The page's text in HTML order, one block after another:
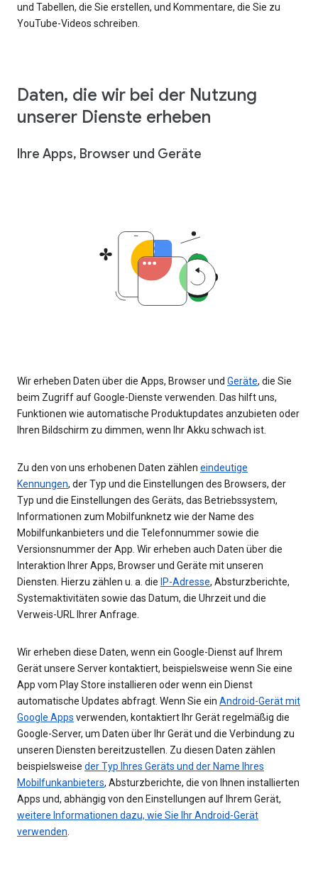
und Tabellen, die Sie erstellen, und Kommentare, die Sie zu
YouTube-Videos schreiben.
Daten, die wir bei der Nutzung
unserer Dienste erheben
Ihre Apps, Browser und Geräte
Wir erheben Daten über die Apps, Browser und Geräte, die Sie
beim Zugriff auf Google-Dienste verwenden. Das hilft uns,
Funktionen wie automatische Produktupdates anzubieten oder
Ihren Bildschirm zu dimmen, wenn Ihr Akku schwach ist.
Zu den von uns erhobenen Daten zählen eindeutige
Kennungen, der Typ und die Einstellungen des Browsers, der
Typ und die Einstellungen des Geräts, das Betriebssystem,
Informationen zum Mobilfunknetz wie der Name des
Mobilfunkanbieters und die Telefonnummer sowie die
Versionsnummer der App. Wir erheben auch Daten über die
Interaktion Ihrer Apps, Browser und Geräte mit unseren
Diensten. Hierzu zählen u. a. die IP-Adresse, Absturzberichte,
Systemaktivitäten sowie das Datum, die Uhrzeit und die
Verweis-URL Ihrer Anfrage.
Wir erheben diese Daten, wenn ein Google-Dienst auf Ihrem
Gerät unsere Server kontaktiert, beispielsweise wenn Sie eine
App vom Play Store installieren oder wenn ein Dienst
automatische Updates abfragt. Wenn Sie ein Android-Gerät mit
Google Apps verwenden, kontaktiert Ihr Gerät regelmäßig die
Google-Server, um Daten über Ihr Gerät und die Verbindung zu
unseren Diensten bereitzustellen. Zu diesen Daten zählen
beispielsweise der Typ Ihres Geräts und der Name Ihres
Mobilfunkanbieters, Absturzberichte, die von Ihnen installierten
Apps und, abhängig von den Einstellungen auf Ihrem Gerät,
weitere Informationen dazu, wie Sie Ihr Android-Gerät
verwenden.